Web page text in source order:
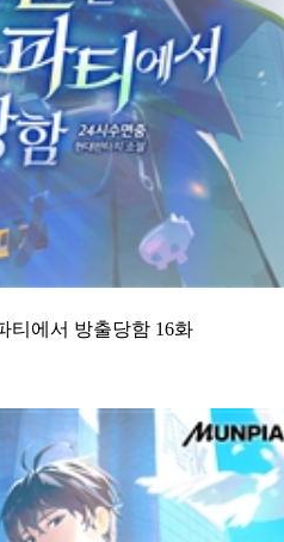
티에서 방출당함 16화